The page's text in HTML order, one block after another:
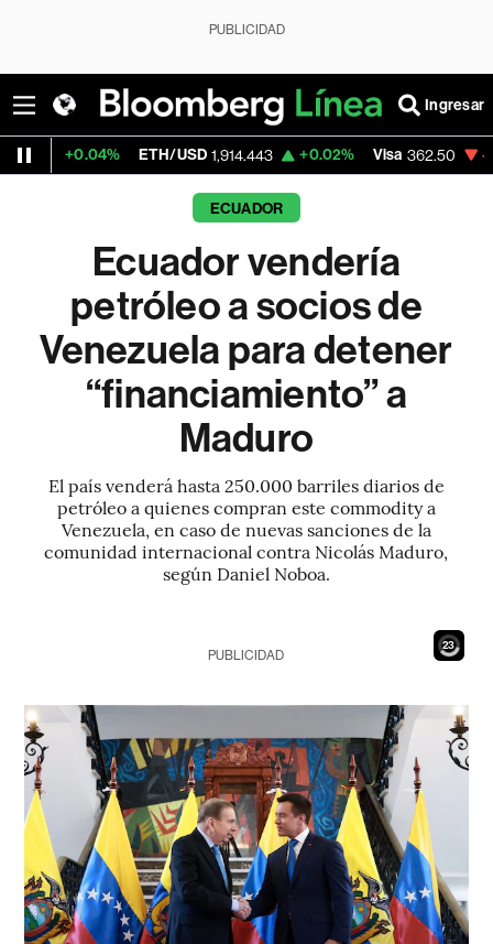
PUBLICIDAD
Ingresar
ETH/USD 1,914.443 +0.02% Visa 362.50 -2.15%
ECUADOR
Ecuador vendería
petróleo a socios de
Venezuela para detener
“financiamiento” a
Maduro
El país venderá hasta 250.000 barriles diarios de
petróleo a quienes compran este commodity a
Venezuela, en caso de nuevas sanciones de la
comunidad internacional contra Nicolás Maduro,
según Daniel Noboa.
21
PUBLICIDAD